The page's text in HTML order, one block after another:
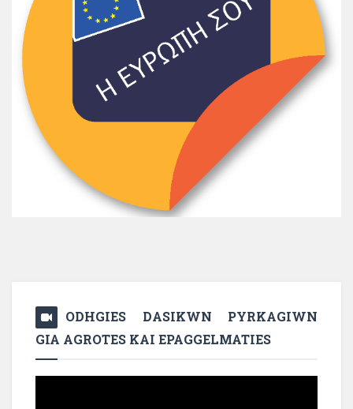
ODHGIES DASIKWN PYRKAGIWN
GIA AGROTES KAI EPAGGELMATIES